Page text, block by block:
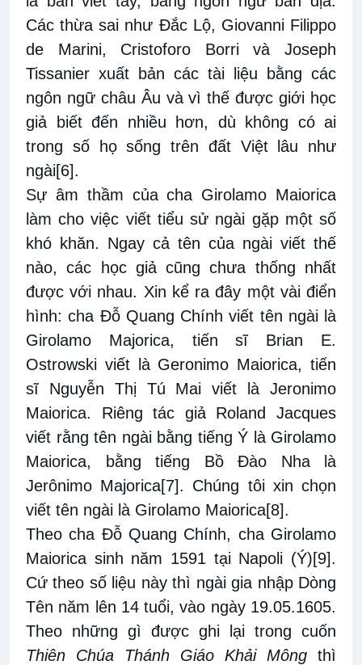
Các thừa sai như Đắc Lộ, Giovanni Filippo
de Marini, Cristoforo Borri và Joseph
Tissanier xuất bản các tài liệu bằng các
ngôn ngữ châu Âu và vì thế được giới học
giả biết đến nhiều hơn, dù không có ai
trong số họ sống trên đất Việt lâu như
ngài[6].
Sự âm thầm của cha Girolamo Maiorica
làm cho việc viết tiểu sử ngài gặp một số
khó khăn. Ngay cả tên của ngài viết thế
nào, các học giả cũng chưa thống nhất
được với nhau. Xin kể ra đây một vài điển
hình: cha Đỗ Quang Chính viết tên ngài là
Girolamo Majorica, tiến sĩ Brian E.
Ostrowski viết là Geronimo Maiorica, tiến
sĩ Nguyễn Thị Tú Mai viết là Jeronimo
Maiorica. Riêng tác giả Roland Jacques
viết rằng tên ngài bằng tiếng Ý là Girolamo
Maiorica, bằng tiếng Bồ Đào Nha là
Jerônimo Majorica[7]. Chúng tôi xin chọn
viết tên ngài là Girolamo Maiorica[8].
Theo cha Đỗ Quang Chính, cha Girolamo
Maiorica sinh năm 1591 tại Napoli (Ý)[9].
Cứ theo số liệu này thì ngài gia nhập Dòng
Tên năm lên 14 tuổi, vào ngày 19.05.1605.
Theo những gì được ghi lại trong cuốn
Thiên Chúa Thánh Giáo Khải Mông thì